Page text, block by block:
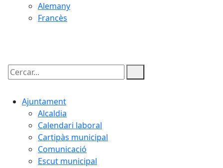
Alemany
Francès
Cercar:
Ajuntament
Alcaldia
Calendari laboral
Cartipàs municipal
Comunicació
Escut municipal